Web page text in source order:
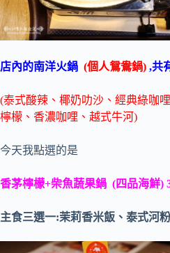
店內的南洋火鍋 (個人鴛鴦鍋) ,共
(泰式酸辣、椰奶叻沙、經典綠咖
檸檬、香濃咖哩、越式牛河)
今天我點選的是
香茅檸檬+柴魚蔬果鍋 (四品海鮮)
主食三選一:茉莉香米飯、泰式河